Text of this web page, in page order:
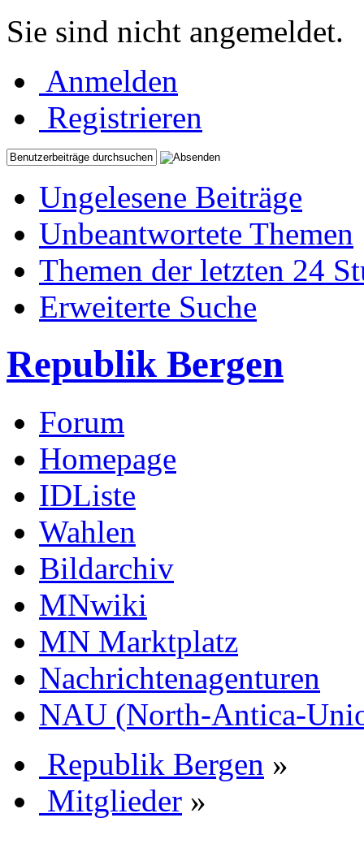
Sie sind nicht angemeldet.
Anmelden
Registrieren
Ungelesene Beiträge
Unbeantwortete Themen
Themen der letzten 24
Erweiterte Suche
Republik Bergen
Forum
Homepage
IDListe
Wahlen
Bildarchiv
MNwiki
MN Marktplatz
Nachrichtenagenturen
NAU (North-Antica-
Republik Bergen »
Mitglieder »